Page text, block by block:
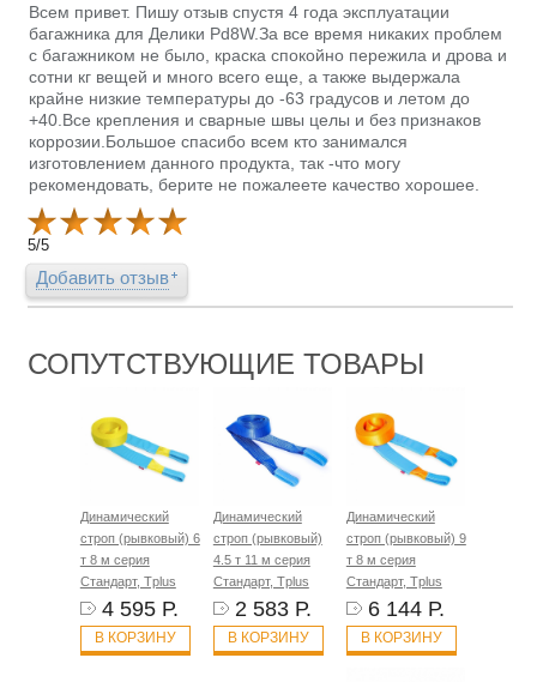
Всем привет. Пишу отзыв спустя 4 года эксплуатации
багажника для Делики Pd8W.За все время никаких проблем
с багажником не было, краска спокойно пережила и дрова и
сотни кг вещей и много всего еще, а также выдержала
крайне низкие температуры до -63 градусов и летом до
+40.Все крепления и сварные швы целы и без признаков
коррозии.Большое спасибо всем кто занимался
изготовлением данного продукта, так -что могу
рекомендовать, берите не пожалеете качество хорошее.
5/5
Добавить отзыв
СОПУТСТВУЮЩИЕ ТОВАРЫ
Динамический
строп (рывковый) 6
т 8 м серия
Стандарт, Tplus
4 595 Р.
В КОРЗИНУ
Динамический
строп (рывковый)
4.5 т 11 м серия
Стандарт, Tplus
2 583 Р.
В КОРЗИНУ
Динамический
строп (рывковый) 9
т 8 м серия
Стандарт, Tplus
6 144 Р.
В КОРЗИНУ